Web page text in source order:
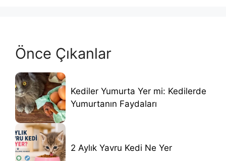
Önce Çıkanlar
Kediler Yumurta Yer mi: Kedilerde
Yumurtanın Faydaları
2 Aylık Yavru Kedi Ne Yer